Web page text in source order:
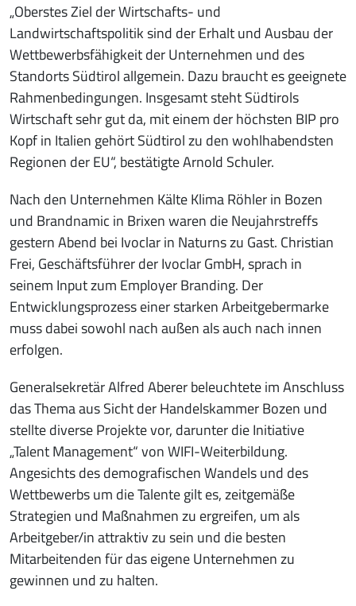
„Oberstes Ziel der Wirtschafts- und
Landwirtschaftspolitik sind der Erhalt und Ausbau der
Wettbewerbsfähigkeit der Unternehmen und des
Standorts Südtirol allgemein. Dazu braucht es geeignete
Rahmenbedingungen. Insgesamt steht Südtirols
Wirtschaft sehr gut da, mit einem der höchsten BIP pro
Kopf in Italien gehört Südtirol zu den wohlhabendsten
Regionen der EU“, bestätigte Arnold Schuler.
Nach den Unternehmen Kälte Klima Röhler in Bozen
und Brandnamic in Brixen waren die Neujahrstreffs
gestern Abend bei Ivoclar in Naturns zu Gast. Christian
Frei, Geschäftsführer der Ivoclar GmbH, sprach in
seinem Input zum Employer Branding. Der
Entwicklungsprozess einer starken Arbeitgebermarke
muss dabei sowohl nach außen als auch nach innen
erfolgen.
Generalsekretär Alfred Aberer beleuchtete im Anschluss
das Thema aus Sicht der Handelskammer Bozen und
stellte diverse Projekte vor, darunter die Initiative
„Talent Management“ von WIFI-Weiterbildung.
Angesichts des demografischen Wandels und des
Wettbewerbs um die Talente gilt es, zeitgemäße
Strategien und Maßnahmen zu ergreifen, um als
Arbeitgeber/in attraktiv zu sein und die besten
Mitarbeitenden für das eigene Unternehmen zu
gewinnen und zu halten.